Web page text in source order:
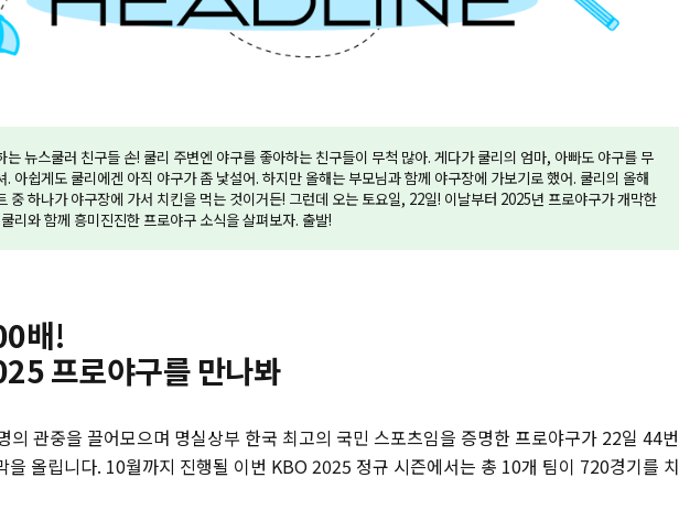
는 뉴스쿨러 친구들 손! 쿨리 주변엔 야구를 좋아하는 친구들이 무척 많아. 게다가 쿨리의 엄마, 아빠도 야구를 무
. 아쉽게도 쿨리에겐 아직 야구가 좀 낯설어. 하지만 올해는 부모님과 함께 야구장에 가보기로 했어. 쿨리의 올해
중 하나가 야구장에 가서 치킨을 먹는 것이거든! 그런데 오는 토요일, 22일! 이날부터 2025년 프로야구가 개막한
리와 함께 흥미진진한 프로야구 소식을 살펴보자. 출발!
배!
프로야구를 만나봐
의 관중을 끌어모으며 명실상부 한국 최고의 국민 스포츠임을 증명한 프로야구가 22일 44번
을 올립니다. 10월까지 진행될 이번 KBO 2025 정규 시즌에서는 총 10개 팀이 720경기를 치